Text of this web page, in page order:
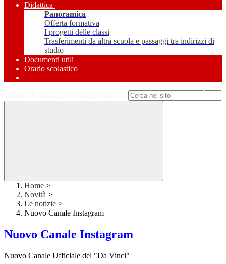
Didattica
Panoramica
Offerta formativa
I progetti delle classi
Trasferimenti da altra scuola e passaggi tra indirizzi di
studio
Documenti utili
Orario scolastico
Home >
Novità >
Le notizie >
Nuovo Canale Instagram
Nuovo Canale Instagram
Nuovo Canale Ufficiale del "Da Vinci"